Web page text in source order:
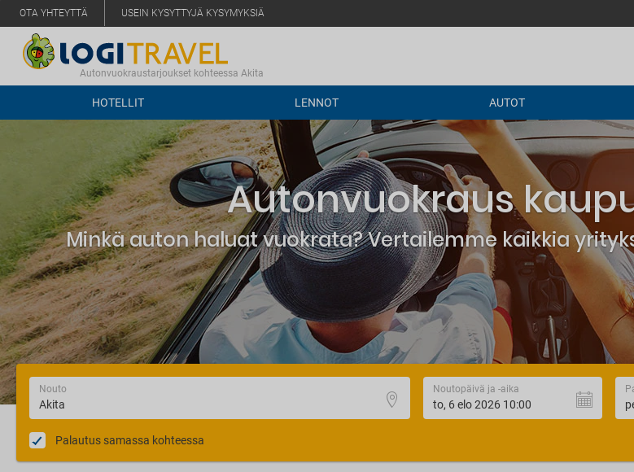
OTA YHTEYTTÄ USEIN KYSYTTYJÄ KYSYMYKSIÄ
Autonvuokraustarjoukset kohteessa Akita
HOTELLIT LENNOT AUTOT
Autonvuokraus
Minkä auton haluat vuokrata? Vertailemme kaikkia
Nouto Noutopäivä ja -aika
Palautus samassa kohteessa